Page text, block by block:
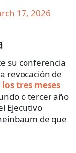
17, 2026
su conferencia
revocación de
tres meses
o tercer año
Ejecutivo
de que